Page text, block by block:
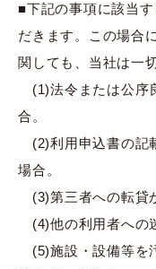
■下記の事項に該当
だきます。この場合
関しても、当社は一
(1)法令または公序
合。
(2)利用申込書の記
場合。
(3)第三者への転貸
(4)他の利用者への
(5)施設・設備等を